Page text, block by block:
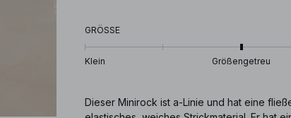
GRÖSSE
Klein Größengetreu
Dieser Minirock ist a-Linie und hat eine